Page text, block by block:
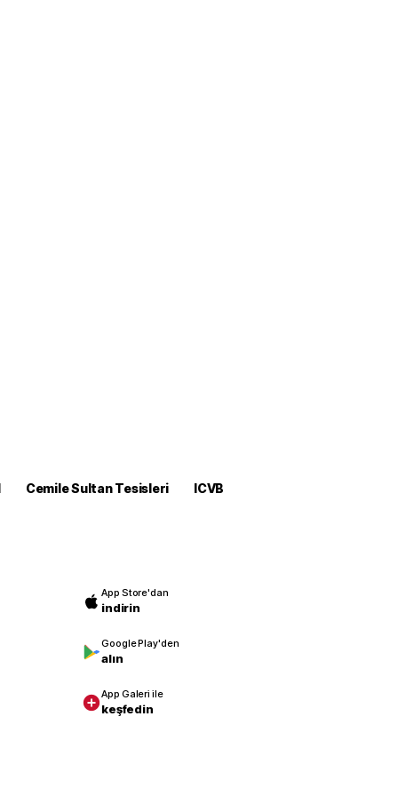
Cemile Sultan Tesisleri
ICVB
App Store'dan
indirin
Google Play'den
alın
App Galeri ile
keşfedin